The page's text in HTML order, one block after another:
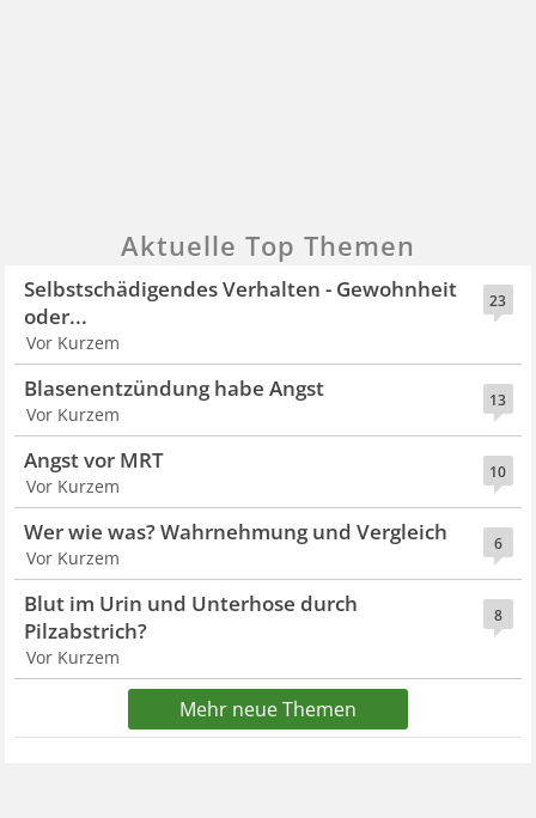
Aktuelle Top Themen
23
Selbstschädigendes Verhalten - Gewohnheit
oder...
Vor Kurzem
13
Blasenentzündung habe Angst
Vor Kurzem
10
Angst vor MRT
Vor Kurzem
6
Wer wie was? Wahrnehmung und Vergleich
Vor Kurzem
8
Blut im Urin und Unterhose durch
Pilzabstrich?
Vor Kurzem
Mehr neue Themen